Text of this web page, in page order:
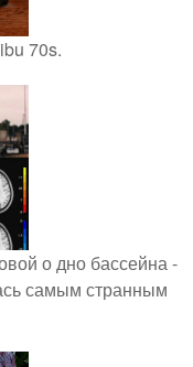
70s.
о дно бассейна -
самым странным